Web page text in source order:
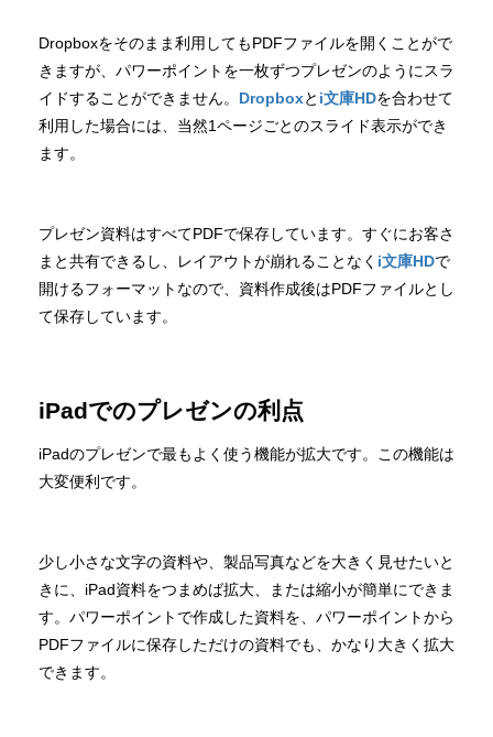
Dropboxをそのまま利用してもPDFファイルを開くことがで
きますが、パワーポイントを一枚ずつプレゼンのようにスラ
イドすることができません。 Dropboxと i文庫HDを合わせて
利用した場合には、当然1ページごとのスライド表示ができ
ます。
プレゼン資料はすべてPDFで保存しています。すぐにお客さ
まと共有できるし、レイアウトが崩れることなく i文庫HDで
開けるフォーマットなので、資料作成後はPDFファイルとし
て保存しています。
iPadでのプレゼンの利点
iPadのプレゼンで最もよく使う機能が拡大です。この機能は
大変便利です。
少し小さな文字の資料や、製品写真などを大きく見せたいと
きに、iPad資料をつまめば拡大、または縮小が簡単にできま
す。パワーポイントで作成した資料を、パワーポイントから
PDFファイルに保存しただけの資料でも、かなり大きく拡大
できます。